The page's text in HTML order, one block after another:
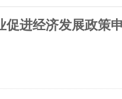
促进经济发展政策